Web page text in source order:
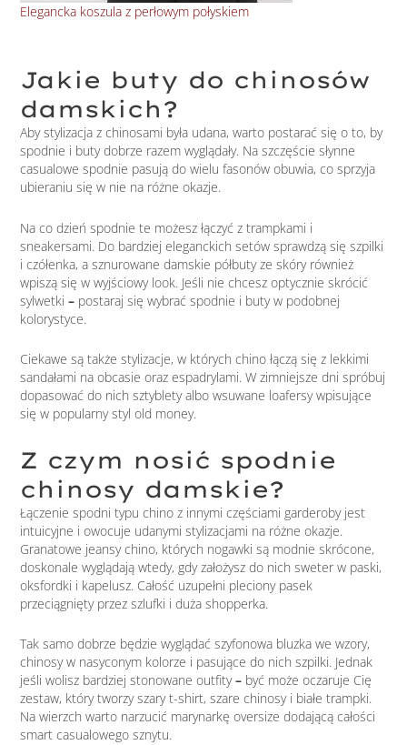
Elegancka koszula z perłowym połyskiem
Jakie buty do chinosów
damskich?
Aby stylizacja z chinosami była udana, warto postarać się o to, by
spodnie i buty dobrze razem wyglądały. Na szczęście słynne
casualowe spodnie pasują do wielu fasonów obuwia, co sprzyja
ubieraniu się w nie na różne okazje.
Na co dzień spodnie te możesz łączyć z trampkami i
sneakersami. Do bardziej eleganckich setów sprawdzą się szpilki
i czółenka, a sznurowane damskie półbuty ze skóry również
wpiszą się w wyjściowy look. Jeśli nie chcesz optycznie skrócić
sylwetki– postaraj się wybrać spodnie i buty w podobnej
kolorystyce.
Ciekawe są także stylizacje, w których chino łączą się z lekkimi
sandałami na obcasie oraz espadrylami. W zimniejsze dni spróbuj
dopasować do nich sztyblety albo wsuwane loafersy wpisujące
się w popularny styl old money.
Z czym nosić spodnie
chinosy damskie?
Łączenie spodni typu chino z innymi częściami garderoby jest
intuicyjne i owocuje udanymi stylizacjami na różne okazje.
Granatowe jeansy chino, których nogawki są modnie skrócone,
doskonale wyglądają wtedy, gdy założysz do nich sweter w paski,
oksfordki i kapelusz. Całość uzupełni pleciony pasek
przeciągnięty przez szlufki i duża shopperka.
Tak samo dobrze będzie wyglądać szyfonowa bluzka we wzory,
chinosy w nasyconym kolorze i pasujące do nich szpilki. Jednak
jeśli wolisz bardziej stonowane outfity– być może oczaruje Cię
zestaw, który tworzy szary t-shirt, szare chinosy i białe trampki.
Na wierzch warto narzucić marynarkę oversize dodającą całości
smart casualowego sznytu.